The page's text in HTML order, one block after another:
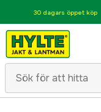
30 dagars öppet köp